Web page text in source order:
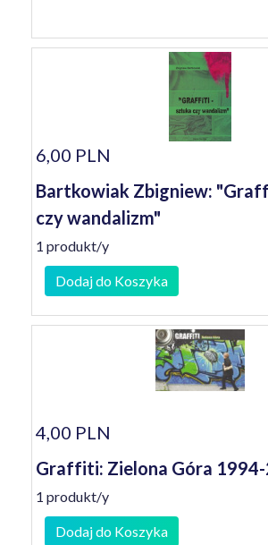
6,00 PLN
Bartkowiak Zbigniew:
czy wandalizm"
1 produkt/y
Dodaj do Koszyka
4,00 PLN
Graffiti: Zielona Góra
1 produkt/y
Dodaj do Koszyka